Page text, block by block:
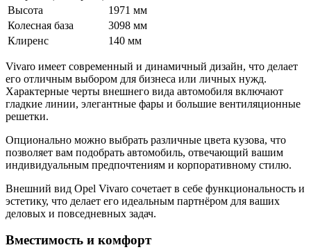
Высота
1971 мм
Колесная база
3098 мм
Клиренс
140 мм
Vivaro имеет современный и динамичный дизайн, что делает
его отличным выбором для бизнеса или личных нужд.
Характерные черты внешнего вида автомобиля включают
гладкие линии, элегантные фары и большие вентиляционные
решетки.
Опционально можно выбрать различные цвета кузова, что
позволяет вам подобрать автомобиль, отвечающий вашим
индивидуальным предпочтениям и корпоративному стилю.
Внешний вид Opel Vivaro сочетает в себе функциональность и
эстетику, что делает его идеальным партнёром для ваших
деловых и повседневных задач.
Вместимость и комфорт